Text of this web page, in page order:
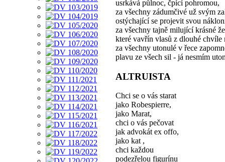
usrkává půlnoc, čpící pohromou,
za všechny zádumčivé už svým
ostýchající se projevit svou
za všechny tajně milující krásné
které vavřín vlasů z dlouhé chvíle
za všechny utonulé v řece
plavu ze všech sil - já nesmím
ALTRUISTA
Chci se o vás starat
jako Robespierre,
jako Marat,
chci o vás pečovat
jak advokát ex offo,
jako kat ,
chci každou
podezřelou figurínu